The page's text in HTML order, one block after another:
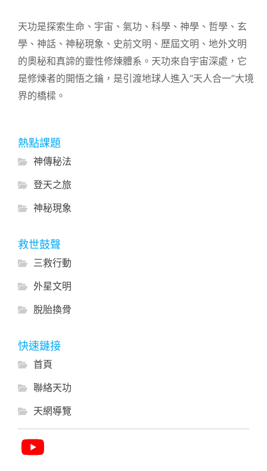
天功是探索生命、宇宙、氣功、科學、神學、哲學、玄
學、神話、神秘現象、史前文明、歷屆文明、地外文明
的奧秘和真諦的靈性修煉體系。天功來自宇宙深處，它
是修煉者的開悟之鑰，是引渡地球人進入“天人合一”大境
界的橋樑。
熱點課題
神傳秘法
登天之旅
神秘現象
救世鼓聲
三救行動
外星文明
脫胎換骨
快速鏈接
首頁
聯絡天功
天網導覽